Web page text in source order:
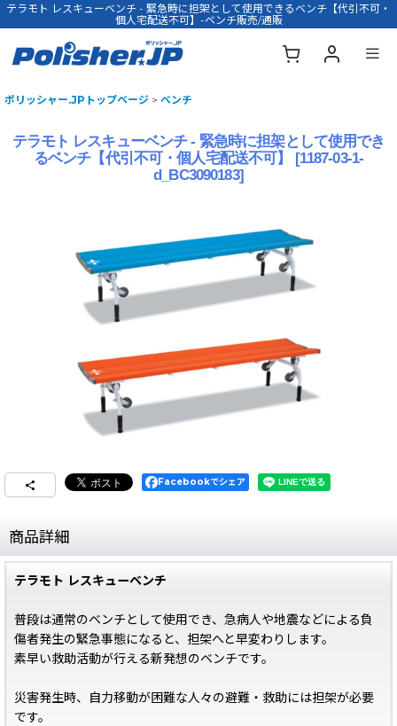
テラモト レスキューベンチ - 緊急時に担架として使用できるベンチ【代引不可・
個人宅配送不可】-ベンチ販売/通販
ポリッシャー.JPトップページ > ベンチ
テラモト レスキューベンチ - 緊急時に担架として使用でき
るベンチ【代引不可・個人宅配送不可】
[1187-03-1-
d_BC3090183]
Facebookでシェア
商品詳細
テラモト レスキューベンチ
普段は通常のベンチとして使用でき、急病人や地震などによる負
傷者発生の緊急事態になると、担架へと早変わりします。
素早い救助活動が行える新発想のベンチです。
災害発生時、自力移動が困難な人々の避難・救助には担架が必要
です。